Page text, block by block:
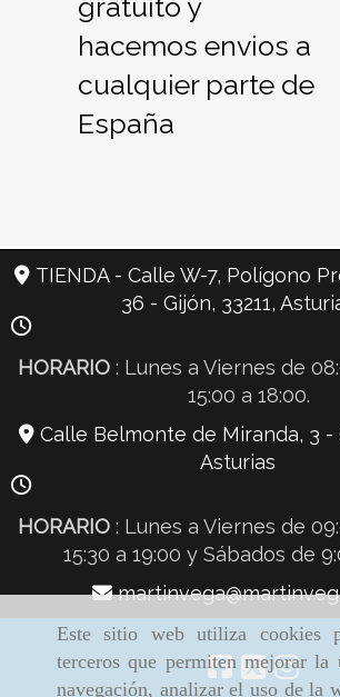
Este sitio web utiliza cookies
terceros que permiten mejorar la
navegación, analizar el uso de la
gratuito y
hacemos envios a
cualquier parte de
España
TIENDA - Calle W-7, Polígono
36 - Gijón, 33211,
HORARIO: Lunes a Viernes de
15:00 a 18:00.
Calle Belmonte de Miranda, 3 -
Asturias
HORARIO : Lunes a Viernes de
15:30 a 19:00 y Sábados de
martinvega